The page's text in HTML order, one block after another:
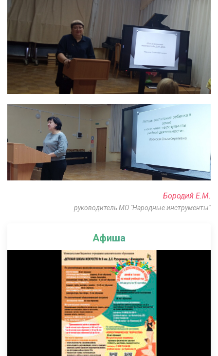
Афиша
Бородий Е.М.
руководитель МО "Народные инструменты"